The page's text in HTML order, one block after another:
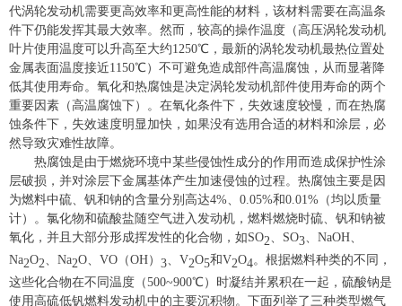
代涡轮发动机需要更高效率和更高性能的材料，该材料需要在高温条
件下仍能发挥其最大效率。然而，较高的操作温度（高压涡轮发动机
叶片使用温度可以升高至大约1250℃，最新的涡轮发动机最热位置处
金属表面温度接近1150℃）不可避免造成部件高温腐蚀，从而显著降
低其使用寿命。氧化和热腐蚀是决定涡轮发动机部件使用寿命的两个
重要因素（高温腐蚀下）。在氧化条件下，失效速度较慢，而在热腐
蚀条件下，失效速度明显加快，如果没有选用合适的材料和涂层，必
然导致灾难性故障。
热腐蚀是由于燃烧环境中某些侵蚀性成分的作用而造成保护性涂
层破损，并对涂层下金属基体产生加速侵蚀的过程。热腐蚀主要是因
为燃料中硫、钒和钠的含量分别高达4%、0.05%和0.01%（均以质量
计）。氯化物和硫酸盐随空气进入发动机，燃料燃烧时硫、钒和钠被
氧化，并且大部分形成挥发性的化合物，如SO2、SO3、NaOH、
Na2O2 、Na2O、VO（OH） 3 、V2O5和V2O4。根据燃料种类的不同，
这些化合物在不同温度（500~900℃）时凝结并累积在一起，硫酸钠是
使用高硫低钒燃料发动机中的主要沉积物。下面列举了三种类型燃气